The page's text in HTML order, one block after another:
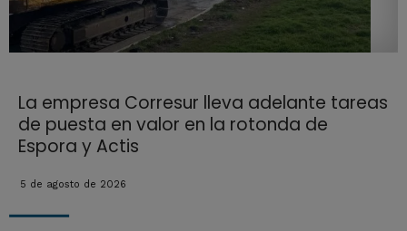
La empresa Corresur lleva adelante tareas
de puesta en valor en la rotonda de
Espora y Actis
5 de agosto de 2026